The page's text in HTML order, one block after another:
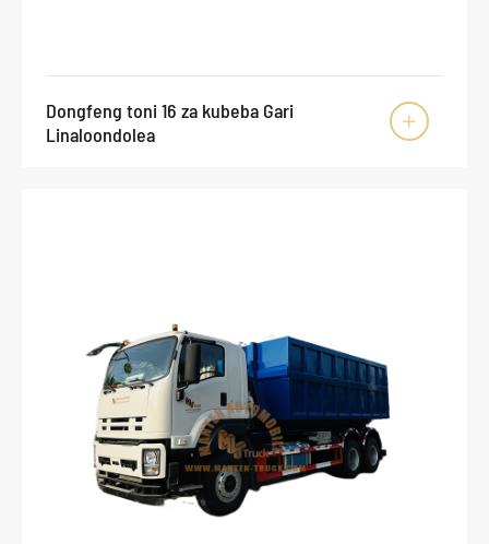
Dongfeng toni 16 za kubeba Gari
Linaloondolea
